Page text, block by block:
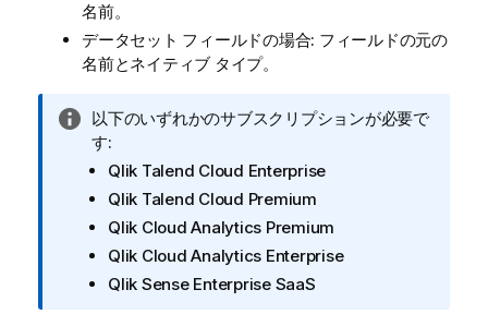
名前。
データセット フィールドの場合: フィールドの元の
名前とネイティブ タイプ。
情
報
メ
以下のいずれかのサブスクリプションが必要で
す:
Qlik Talend Cloud Enterprise
Qlik Talend Cloud Premium
Qlik Cloud Analytics Premium
Qlik Cloud Analytics Enterprise
Qlik Sense Enterprise SaaS